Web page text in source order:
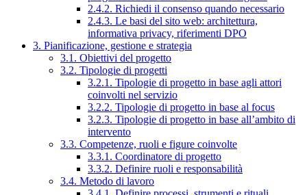
2.4.2. Richiedi il consenso quando necessario
2.4.3. Le basi del sito web: architettura,
informativa privacy, riferimenti DPO
3. Pianificazione, gestione e strategia
3.1. Obiettivi del progetto
3.2. Tipologie di progetti
3.2.1. Tipologie di progetto in base agli attori
coinvolti nel servizio
3.2.2. Tipologie di progetto in base al focus
3.2.3. Tipologie di progetto in base all’ambito di
intervento
3.3. Competenze, ruoli e figure coinvolte
3.3.1. Coordinatore di progetto
3.3.2. Definire ruoli e responsabilità
3.4. Metodo di lavoro